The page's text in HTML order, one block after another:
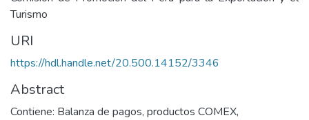
Turismo
URI
https://hdl.handle.net/20.500.14152/3346
Abstract
Contiene: Balanza de pagos, productos COMEX,